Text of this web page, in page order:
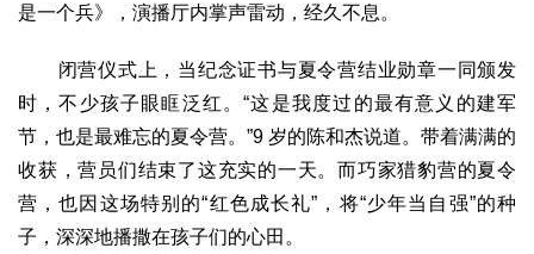
是一个兵》，演播厅内掌声雷动，经久不息。
闭营仪式上，当纪念证书与夏令营结业勋章一同颁发
时，不少孩子眼眶泛红。“这是我度过的最有意义的建军
节，也是最难忘的夏令营。”9 岁的陈和杰说道。带着满满的
收获，营员们结束了这充实的一天。而巧家猎豹营的夏令
营，也因这场特别的“红色成长礼”，将“少年当自强”的种
子，深深地播撒在孩子们的心田。